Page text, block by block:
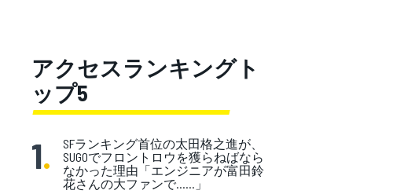
アクセスランキングト
ップ5
1.
SFランキング首位の太田格之進が、
SUGOでフロントロウを獲らねばなら
なかった理由「エンジニアが富田鈴
花さんの大ファンで……」